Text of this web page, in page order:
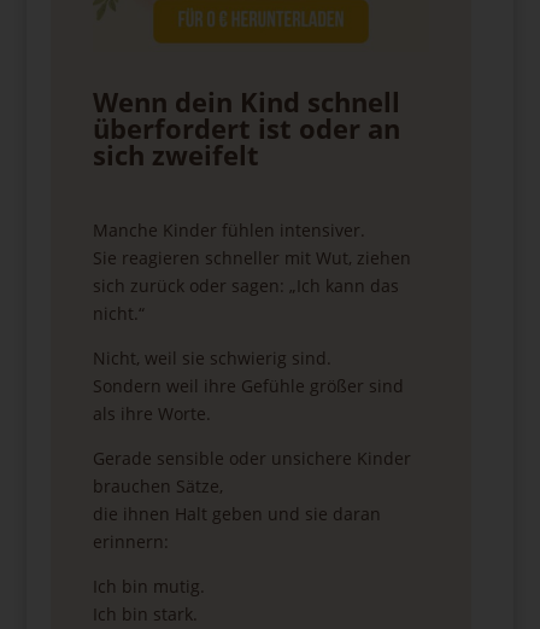
Wenn dein Kind schnell
überfordert ist oder an
sich zweifelt
Manche Kinder fühlen intensiver.
Sie reagieren schneller mit Wut, ziehen
sich zurück oder sagen: „Ich kann das
nicht.“
Nicht, weil sie schwierig sind.
Sondern weil ihre Gefühle größer sind
als ihre Worte.
Gerade sensible oder unsichere Kinder
brauchen Sätze,
die ihnen Halt geben und sie daran
erinnern:
Ich bin mutig.
Ich bin stark.